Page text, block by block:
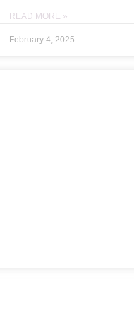
READ MORE »
February 4, 2025